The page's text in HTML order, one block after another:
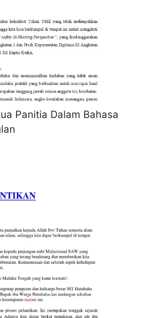
Panitia Dalam Bahasa